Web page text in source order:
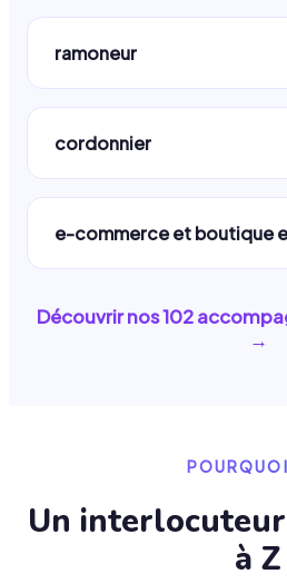
ramoneur
cordonnier
e-commerce et boutique
Découvrir nos102
→
Un interlocuteur
à Z